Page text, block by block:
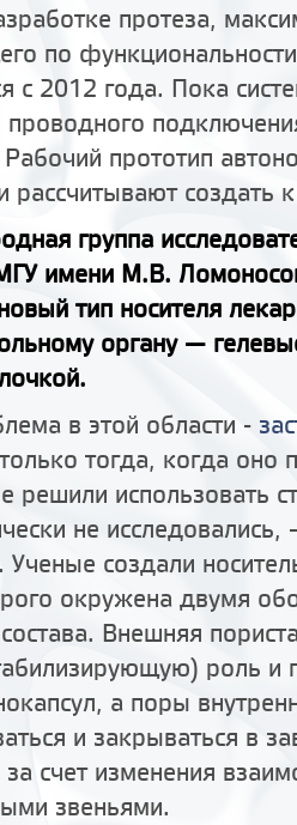
протеза,
по
с 2012 года. Пока
проводного
прототип
рассчитывают создать
группа
имени М.В.
тип носителя
органу —
в этой области -
тогда, когда оно
решили использовать
не исследовались,
Ученые создали
окружена двумя
Внешняя
роль и
а поры
и закрываться в
счет изменения
звеньями.